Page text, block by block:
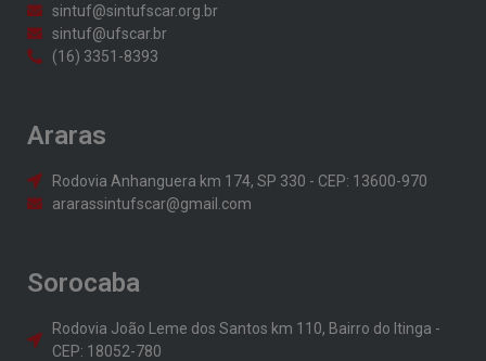
sintuf@sintufscar.org.br
sintuf@ufscar.br
(16) 3351-8393
Araras
Rodovia Anhanguera km 174, SP 330 - CEP: 13600-970
ararassintufscar@gmail.com
Sorocaba
Rodovia João Leme dos Santos km 110, Bairro do Itinga -
CEP: 18052-780